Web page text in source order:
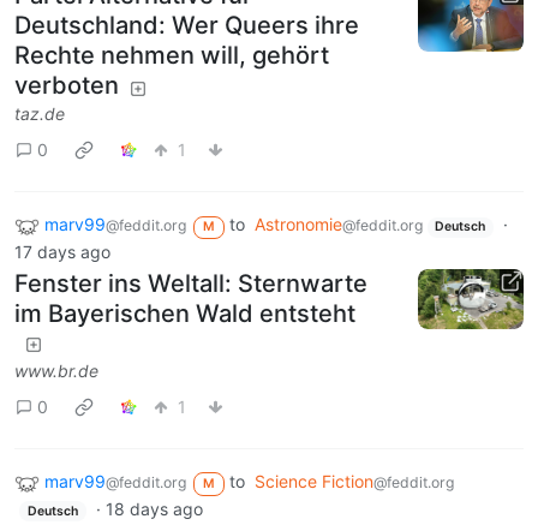
Deutschland: Wer Queers ihre
Rechte nehmen will, gehört
verboten
taz.de
0
1
marv99@feddit.org M to Astronomie@feddit.org Deutsch
·
17 days ago
Fenster ins Weltall: Sternwarte
im Bayerischen Wald entsteht
www.br.de
0
1
marv99@feddit.org M to Science Fiction@feddit.org
Deutsch · 18 days ago